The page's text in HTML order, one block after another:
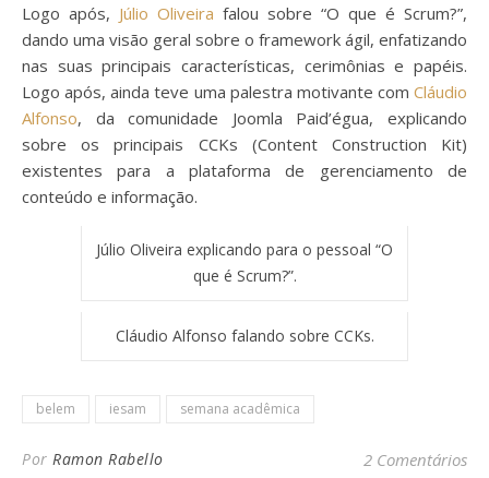
Logo após, Júlio Oliveira falou sobre “O que é Scrum?”,
dando uma visão geral sobre o framework ágil, enfatizando
nas suas principais características, cerimônias e papéis.
Logo após, ainda teve uma palestra motivante com Cláudio
Alfonso, da comunidade Joomla Paid’égua, explicando
sobre os principais CCKs (Content Construction Kit)
existentes para a plataforma de gerenciamento de
conteúdo e informação.
Júlio Oliveira explicando para o pessoal “O
que é Scrum?”.
Cláudio Alfonso falando sobre CCKs.
belem iesam semana acadêmica
Por Ramon Rabello 2 Comentários